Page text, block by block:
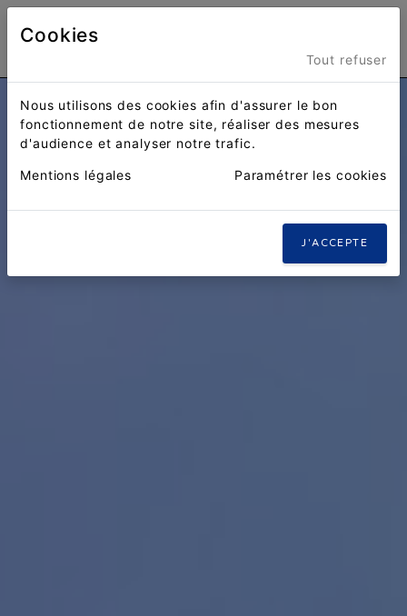
Cookies
Tout refuser
Nous utilisons des cookies afin d'assurer le bon
fonctionnement de notre site, réaliser des mesures
d'audience et analyser notre trafic.
Mentions légales Paramétrer les cookies
J'ACCEPTE